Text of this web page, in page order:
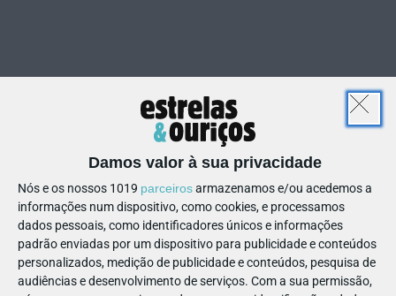
Damos valor à sua privacidade
Nós e os nossos 1019 parceirosarmazenamos e/ou acedemos a
informações num dispositivo, como cookies, e processamos
dados pessoais, como identificadores únicos e informações
padrão enviadas por um dispositivo para publicidade e conteúdos
personalizados, medição de publicidade e conteúdos, pesquisa de
audiências e desenvolvimento de serviços. Com a sua permissão,